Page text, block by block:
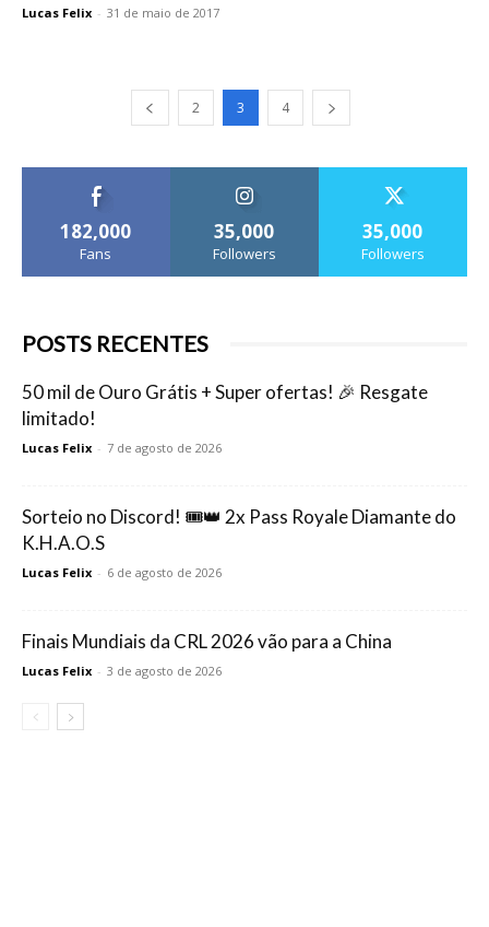
Lucas Felix - 31 de maio de 2017
2 3 4
182,000
Fans
35,000
Followers
35,000
Followers
POSTS RECENTES
50 mil de Ouro Grátis + Super ofertas! 🎉 Resgate
limitado!
Lucas Felix - 7 de agosto de 2026
Sorteio no Discord! 🎟️👑 2x Pass Royale Diamante do
K.H.A.O.S
Lucas Felix - 6 de agosto de 2026
Finais Mundiais da CRL 2026 vão para a China
Lucas Felix - 3 de agosto de 2026